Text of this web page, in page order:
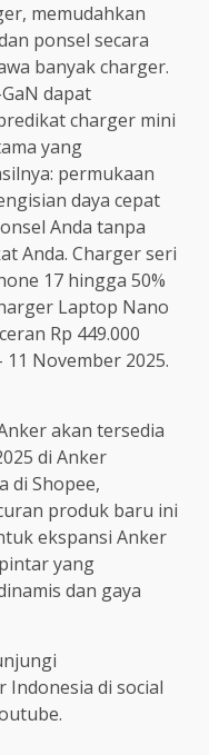
memudahkan
ponsel secara
banyak charger.
dapat
charger mini
yang
permukaan
daya cepat
Anda tanpa
Anda. Charger seri
17 hingga 50%
Laptop Nano
Rp 449.000
November 2025.
akan tersedia
di Anker
di Shopee,
produk baru ini
ekspansi Anker
yang
dan gaya
Indonesia di social